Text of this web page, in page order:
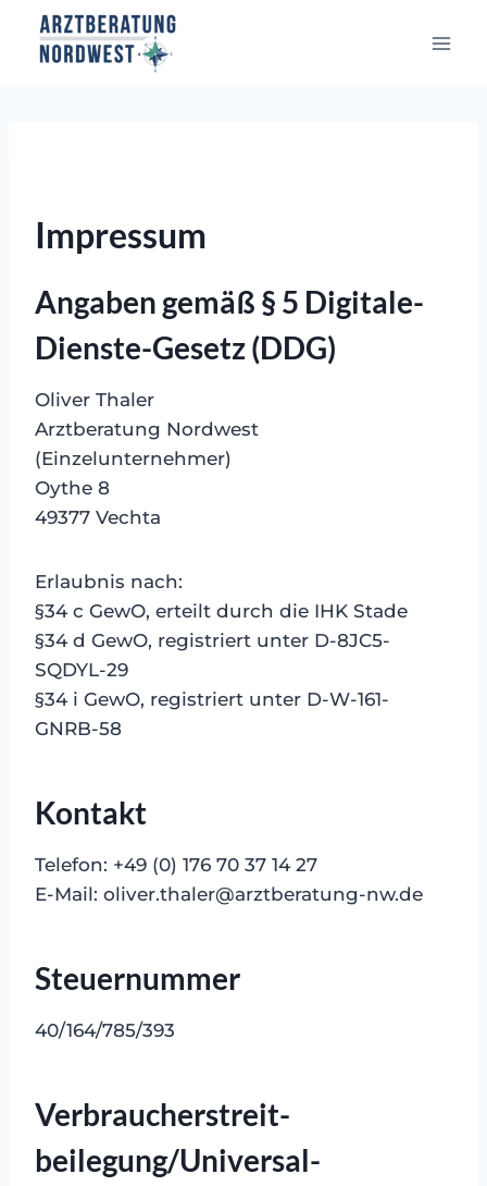
Zum
Inhalt
Impressum
Angaben gemäß § 5 Digitale-
Dienste-Gesetz (DDG)
Oliver Thaler
Arztberatung Nordwest
(Einzelunternehmer)
Oythe 8
49377 Vechta
Erlaubnis nach:
§34 c GewO, erteilt durch die IHK Stade
§34 d GewO, registriert unter D-8JC5-
SQDYL-29
§34 i GewO, registriert unter D-W-161-
GNRB-58
Kontakt
Telefon: +49 (0) 176 70 37 14 27
E-Mail: oliver.thaler@arztberatung-nw.de
Steuernummer
40/164/785/393
Verbraucher­streit­
beilegung/Universal­